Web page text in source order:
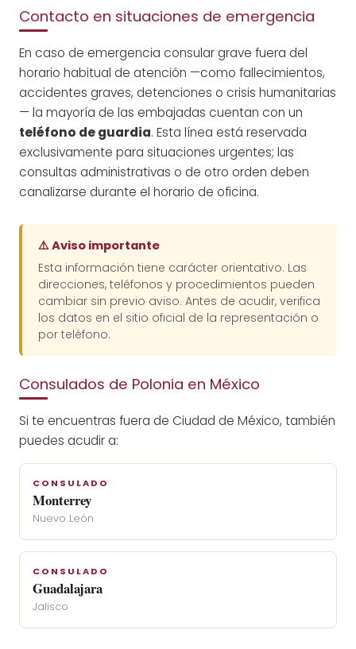
Contacto en situaciones de emergencia
En caso de emergencia consular grave fuera del
horario habitual de atención —como fallecimientos,
accidentes graves, detenciones o crisis humanitarias
— la mayoría de las embajadas cuentan con un
teléfono de guardia. Esta línea está reservada
exclusivamente para situaciones urgentes; las
consultas administrativas o de otro orden deben
canalizarse durante el horario de oficina.
⚠️ Aviso importante
Esta información tiene carácter orientativo. Las
direcciones, teléfonos y procedimientos pueden
cambiar sin previo aviso. Antes de acudir, verifica
los datos en el sitio oficial de la representación o
por teléfono.
Consulados de Polonia en México
Si te encuentras fuera de Ciudad de México, también
puedes acudir a:
CONSULADO
Monterrey
Nuevo León
CONSULADO
Guadalajara
Jalisco